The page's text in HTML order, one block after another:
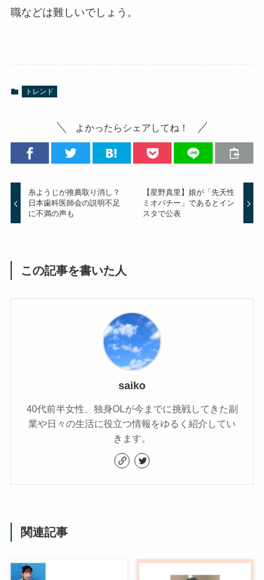
職などは難しいでしょう。
トレンド
よかったらシェアしてね！
糸ようじが推薦取り消し？
日本歯科医師会の説明不足
に不満の声も
【星野真里】娘が「先天性
ミオパチー」であるとイン
スタで公表
この記事を書いた人
saiko
40代前半女性、独身OLが今までに挑戦してきた副
業や日々の生活に役立つ情報をゆるく紹介してい
きます。
関連記事